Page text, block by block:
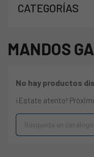
CATEGORÍAS
MANDOS
No hay productos
¡Estate atento!